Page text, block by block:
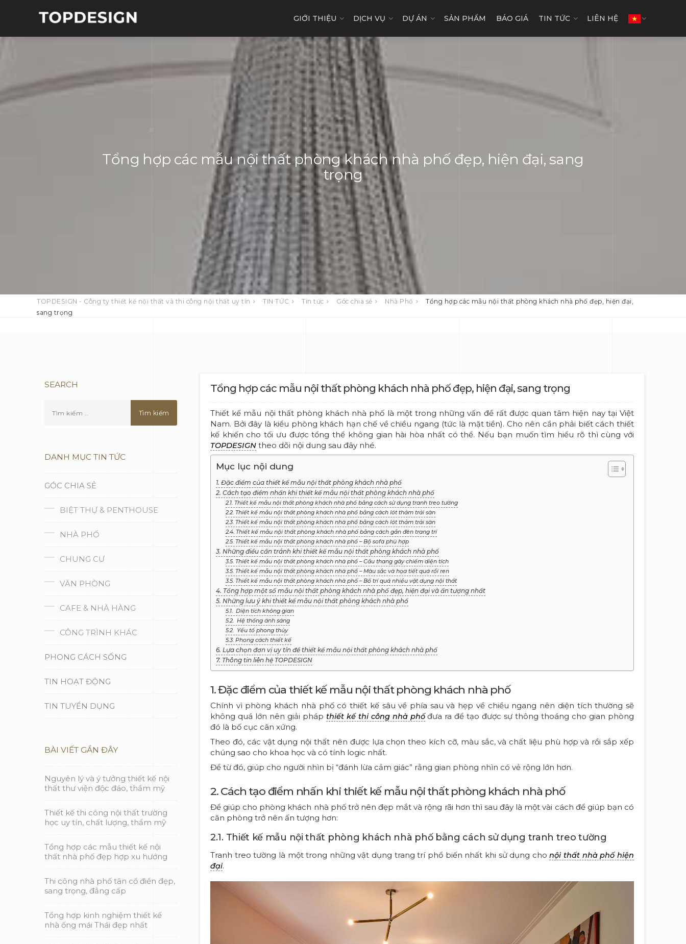
GIỚI THIỆU DỊCH VỤ DỰ ÁN SẢN PHẨM BÁO GIÁ TIN TỨC LIÊN HỆ
Tổng hợp các mẫu nội thất phòng khách nhà phố đẹp, hiện đại, sang
trọng
TOPDESIGN - Công ty thiết kế nội thất và thi công nội thất uy tín TIN TỨC Tin tức Góc chia sẻ Nhà Phố
Tổng hợp các mẫu nội thất phòng khách nhà phố đẹp, hiện đại,
sang trọng
Tổng hợp các mẫu nội thất phòng khách nhà phố đẹp, hiện đại, sang trọng
Thiết kế mẫu nội thất phòng khách nhà phố là một trong những vấn đề rất được quan tâm hiện nay tại Việt
Nam. Bởi đây là kiểu phòng khách hạn chế về chiều ngang (tức là mặt tiền). Cho nên cần phải biết cách thiết
kế khiến cho tối ưu được tổng thể không gian hài hòa nhất có thể. Nếu bạn muốn tìm hiểu rõ thì cùng với
TOPDESIGN theo dõi nội dung sau đây nhé.
Mục lục nội dung
1. Đặc điểm của thiết kế mẫu nội thất phòng khách nhà phố
2. Cách tạo điểm nhấn khi thiết kế mẫu nội thất phòng khách nhà phố
2.1. Thiết kế mẫu nội thất phòng khách nhà phố bằng cách sử dụng tranh treo tường
2.2. Thiết kế mẫu nội thất phòng khách nhà phố bằng cách lót thảm trải sàn
2.3. Thiết kế mẫu nội thất phòng khách nhà phố bằng cách lót thảm trải sàn
2.4. Thiết kế mẫu nội thất phòng khách nhà phố bằng cách gắn đèn trang trí
2.5. Thiết kế mẫu nội thất phòng khách nhà phố – Bộ sofa phù hợp
3. Những điều cần tránh khi thiết kế mẫu nội thất phòng khách nhà phố
3.5. Thiết kế mẫu nội thất phòng khách nhà phố – Cầu thang gây chiếm diện tích
3.5. Thiết kế mẫu nội thất phòng khách nhà phố – Màu sắc và họa tiết quá rối ren
3.5. Thiết kế mẫu nội thất phòng khách nhà phố – Bố trí quá nhiều vật dụng nội thất
4. Tổng hợp một số mẫu nội thất phòng khách nhà phố đẹp, hiện đại và ấn tượng nhất
5. Những lưu ý khi thiết kế mẫu nội thất phòng khách nhà phố
5.1. Diện tích không gian
5.2. Hệ thống ánh sáng
5.2. Yếu tố phong thủy
5.3. Phong cách thiết kế
6. Lựa chọn đơn vị uy tín để thiết kế mẫu nội thất phòng khách nhà phố
7. Thông tin liên hệ TOPDESIGN
1. Đặc điểm của thiết kế mẫu nội thất phòng khách nhà phố
Chính vì phòng khách nhà phố có thiết kế sâu về phía sau và hẹp về chiều ngang nên diện tích thường sẽ
không quá lớn nên giải pháp thiết kế thi công nhà phốđưa ra để tạo được sự thông thoáng cho gian phòng
đó là bố cục cân xứng.
Theo đó, các vật dụng nội thất nên được lựa chọn theo kích cỡ, màu sắc, và chất liệu phù hợp và rồi sắp xếp
chúng sao cho khoa học và có tính logic nhất.
Để từ đó, giúp cho người nhìn bị “đánh lừa cảm giác” rằng gian phòng nhìn có vẻ rộng lớn hơn.
2. Cách tạo điểm nhấn khi thiết kế mẫu nội thất phòng khách nhà phố
Để giúp cho phòng khách nhà phố trở nên đẹp mắt và rộng rãi hơn thì sau đây là một vài cách để giúp bạn có
căn phòng trở nên ấn tượng hơn:
2.1. Thiết kế mẫu nội thất phòng khách nhà phố bằng cách sử dụng tranh treo tường
Tranh treo tường là một trong những vật dụng trang trí phổ biến nhất khi sử dụng chonội thất nhà phố hiện
đại.
SEARCH
DANH MỤC TIN TỨC
GÓC CHIA SẺ
BIỆT THỰ & PENTHOUSE
NHÀ PHỐ
CHUNG CƯ
VĂN PHÒNG
CAFE & NHÀ HÀNG
CÔNG TRÌNH KHÁC
PHONG CÁCH SỐNG
TIN HOẠT ĐỘNG
TIN TUYỂN DỤNG
BÀI VIẾT GẦN ĐÂY
Nguyên lý và ý tưởng thiết kế nội
thất thư viện độc đáo, thẩm mỹ
Thiết kế thi công nội thất trường
học uy tín, chất lượng, thẩm mỹ
Tổng hợp các mẫu thiết kế nội
thất nhà phố đẹp hợp xu hướng
Thi công nhà phố tân cổ điển đẹp,
sang trọng, đẳng cấp
Tổng hợp kinh nghiệm thiết kế
nhà ống mái Thái đẹp nhất